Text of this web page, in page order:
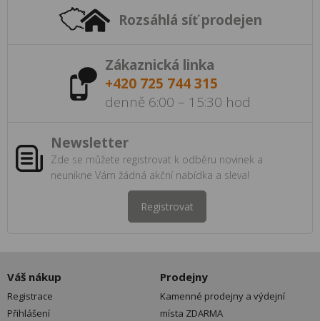
Rozsáhlá síť prodejen
Zákaznická linka
+420 725 744 315
denně 6:00 – 15:30 hod
Newsletter
Zde se můžete registrovat k odběru novinek a
neunikne Vám žádná akční nabídka a sleva!
Registrovat
Váš nákup
Registrace
Přihlášení
Prodejny
Kamenné prodejny a výdejní
místa ZDARMA